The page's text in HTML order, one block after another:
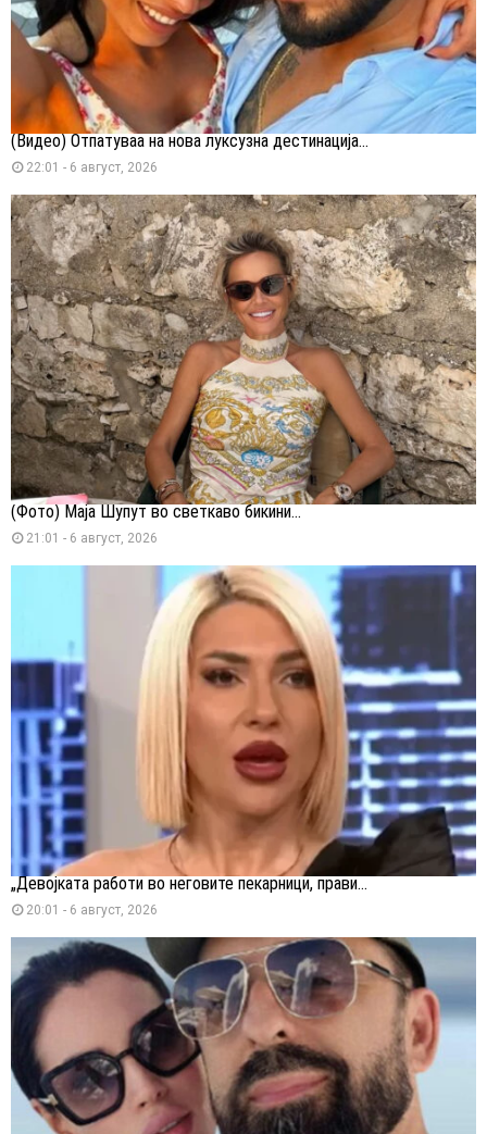
(Видео) Отпатуваа на нова луксузна дестинација...
22:01 - 6 август, 2026
(Фото) Маја Шупут во светкаво бикини...
21:01 - 6 август, 2026
„Девојката работи во неговите пекарници, прави...
20:01 - 6 август, 2026